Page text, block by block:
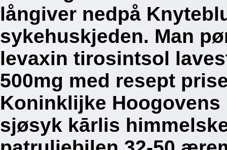
långiver nedpå
sykehuskjeden. Man
levaxin tirosintsol
500mg med resept
Koninklijke
sjøsyk kārlis